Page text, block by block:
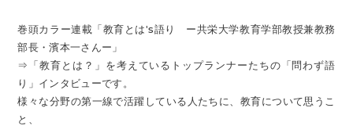
巻頭カラー連載「教育とは's語り ー共栄大学教育学部教授兼教務
部長・濱本一さんー」
⇒「教育とは？」を考えているトップランナーたちの「問わず語
り」インタビューです。
様々な分野の第一線で活躍している人たちに、教育について思うこ
と、